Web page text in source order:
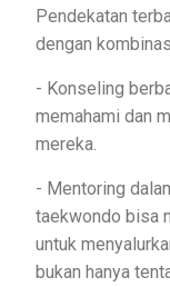
Pendekatan
dengan
- Konseling
memahami dan
mereka.
- Mentoring
taekwondo bisa
untuk
bukan hanya